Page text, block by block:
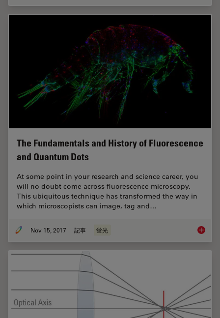
The Fundamentals and History of Fluorescence
and Quantum Dots
At some point in your research and science career, you
will no doubt come across fluorescence microscopy.
This ubiquitous technique has transformed the way in
which microscopists can image, tag and…
Nov 15, 2017 記事 蛍光 The